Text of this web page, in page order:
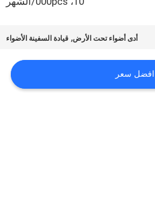
أدى أضواء تحت الأرض, قيادة السفينة الأضواء
افضل سعر